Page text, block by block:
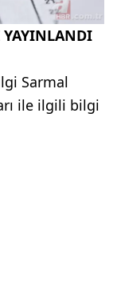
YAYINLANDI
Sarmal
ile ilgili bilgi